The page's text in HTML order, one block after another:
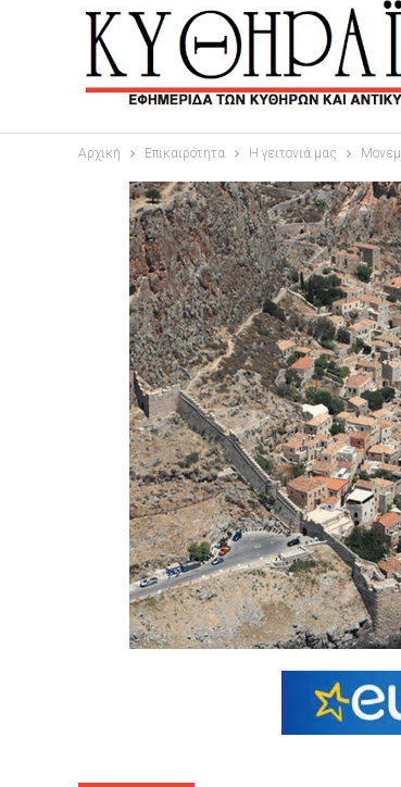
Αρχική Επικαιρότητα Η γειτονιά μας